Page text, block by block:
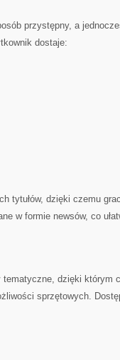
przystępny, a
dostaje:
tytułów, dzięki czemu
w formie newsów, co
dzięki którym
sprzętowych.